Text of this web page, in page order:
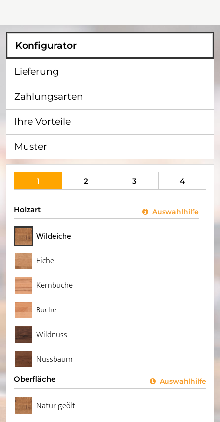
Konfigurator
Lieferung
Zahlungsarten
Ihre Vorteile
Muster
1 2 3 4
Holzart Auswahlhilfe
Wildeiche
Eiche
Kernbuche
Buche
Wildnuss
Nussbaum
Oberfläche Auswahlhilfe
Natur geölt